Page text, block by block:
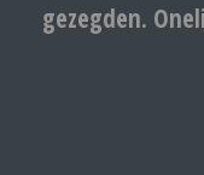
gezegden.